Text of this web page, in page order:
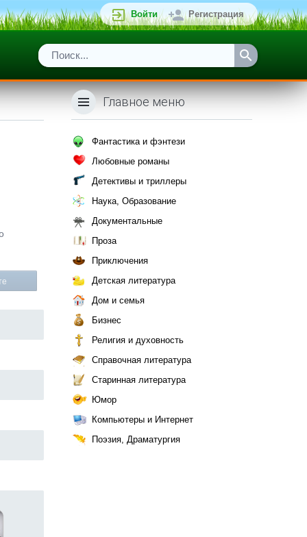
Войти Регистрация
Главное меню
Фантастика и фэнтези
Любовные романы
Детективы и триллеры
Наука, Образование
Документальные
Проза
Приключения
Детская литература
Дом и семья
Бизнес
Религия и духовность
Справочная литература
Старинная литература
Юмор
Компьютеры и Интернет
Поэзия, Драматургия